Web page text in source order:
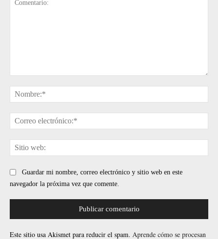
Guardar mi nombre, correo electrónico y sitio web en este
navegador la próxima vez que comente.
Este sitio usa Akismet para reducir el spam. Aprende cómo se procesan